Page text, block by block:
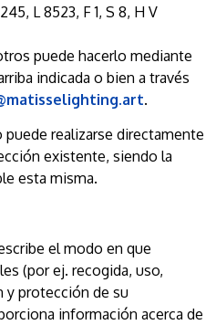
L 8523, F 1, S 8, H V
puede hacerlo mediante
indicada o bien a través
.
realizarse directamente
existente, siendo la
esta misma.
el modo en que
(por ej. recogida, uso,
y protección de su
información acerca de